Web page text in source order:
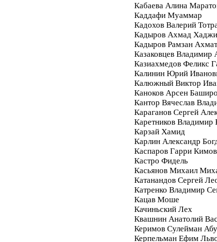
Кабаева Алина
Каддафи Муаммар
Кадохов Валерий
Кадыров Ахмад Хаджи
Кадыров Рамзан
Казаковцев Владимир
Казиахмедов Феликс
Калинин Юрий
Калюжный Виктор
Каноков Арсен
Кантор Вячеслав
Караганов Сергей
Каретников Владимир
Карзай Хамид
Карлин Александр
Каспаров Гарри
Кастро Фидель
Касьянов Михаил
Катанандов Сергей
Катренко Владимир
Кацав Моше
Качиньский Лех
Квашнин Анатолий
Керимов Сулейман
Керпельман Ефим